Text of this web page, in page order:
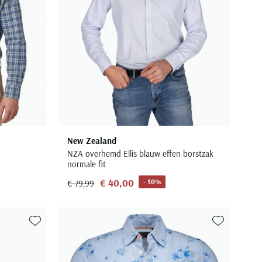
New Zealand
NZA overhemd Ellis blauw effen borstzak
normale fit
€ 79,99 € 40,00 - 50%
Toevoegen aan favorieten